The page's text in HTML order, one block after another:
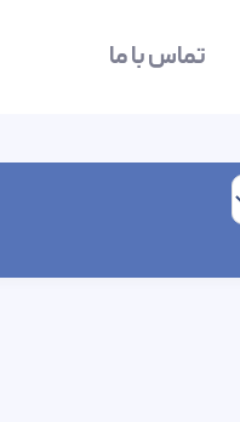
تماس با ما